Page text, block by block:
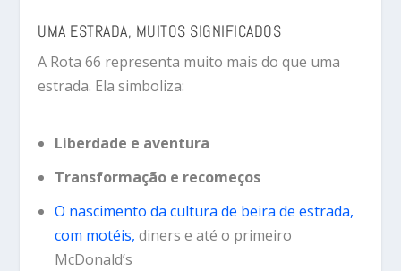
UMA ESTRADA, MUITOS SIGNIFICADOS
A Rota 66 representa muito mais do que uma
estrada. Ela simboliza:
Liberdade e aventura
Transformação e recomeços
O nascimento da cultura de beira de estrada,
com motéis, diners e até o primeiro
McDonald’s